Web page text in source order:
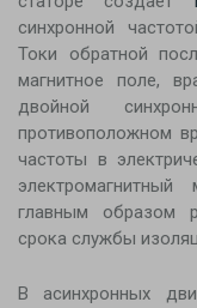
синхронной
Токи обратной
магнитное поле,
двойной
противоположном
частоты в
главным образом
срока службы
В асинхронных